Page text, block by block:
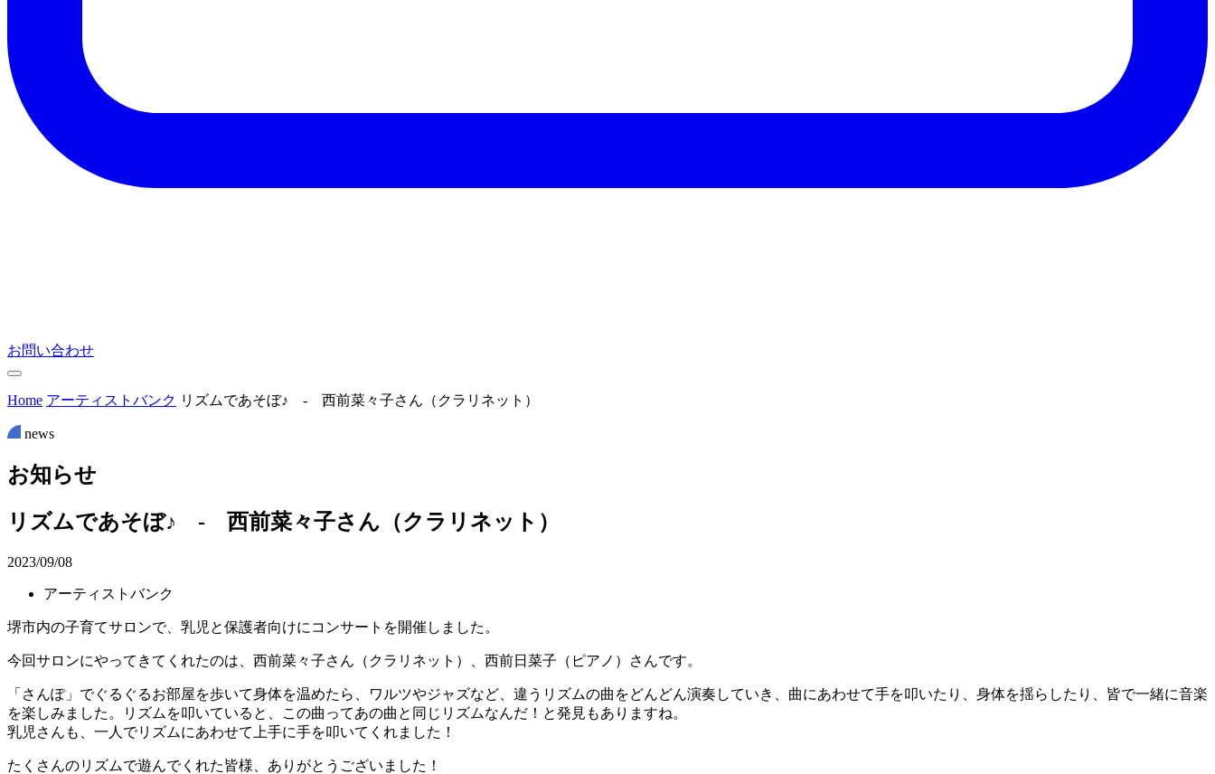
お問い合わせ
Home アーティストバンク リズムであそぼ♪ ‐ 西前菜々子さん（クラリネット）
news
お知らせ
リズムであそぼ♪ ‐ 西前菜々子さん（クラリネット）
2023/09/08
アーティストバンク
堺市内の子育てサロンで、乳児と保護者向けにコンサートを開催しました。
今回サロンにやってきてくれたのは、西前菜々子さん（クラリネット）、西前日菜子（ピアノ）さんです。
「さんぽ」でぐるぐるお部屋を歩いて身体を温めたら、ワルツやジャズなど、違うリズムの曲をどんどん演奏していき、曲にあわせて手を叩いたり、身体を揺らしたり、皆で一緒に音楽
を楽しみました。リズムを叩いていると、この曲ってあの曲と同じリズムなんだ！と発見もありますね。
乳児さんも、一人でリズムにあわせて上手に手を叩いてくれました！
たくさんのリズムで遊んでくれた皆様、ありがとうございました！